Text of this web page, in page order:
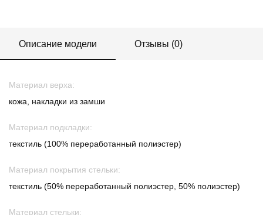
Описание модели Отзывы (0)
Материал верха:
кожа, накладки из замши
Материал подкладки:
текстиль (100% переработанный полиэстер)
Материал покрытия стельки:
текстиль (50% переработанный полиэстер, 50% полиэстер)
Материал стельки: